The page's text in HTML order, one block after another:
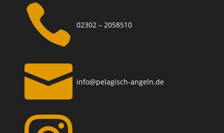
 02302 – 2058510
 info@pelagisch-angeln.de